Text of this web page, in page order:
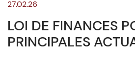
27.02.26
LOI DE FINANCES
PRINCIPALES